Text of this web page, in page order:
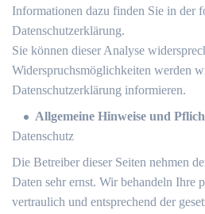
Informationen dazu finden Sie in der
Datenschutzerklärung.
Sie können dieser Analyse
Widerspruchsmöglichkeiten werden
Datenschutzerklärung informieren.
Allgemeine Hinweise und
Datenschutz
Die Betreiber dieser Seiten nehmen
Daten sehr ernst. Wir behandeln Ihre
vertraulich und entsprechend der